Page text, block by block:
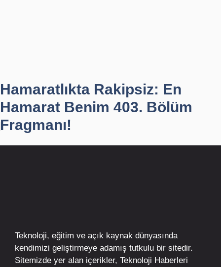
Hamaratlıkta Rakipsiz: En
Hamarat Benim 403. Bölüm
Fragmanı!
Teknoloji, eğitim ve açık kaynak dünyasında
kendimizi geliştirmeye adamış tutkulu bir sitedir.
Sitemizde yer alan içerikler, Teknoloji Haberleri